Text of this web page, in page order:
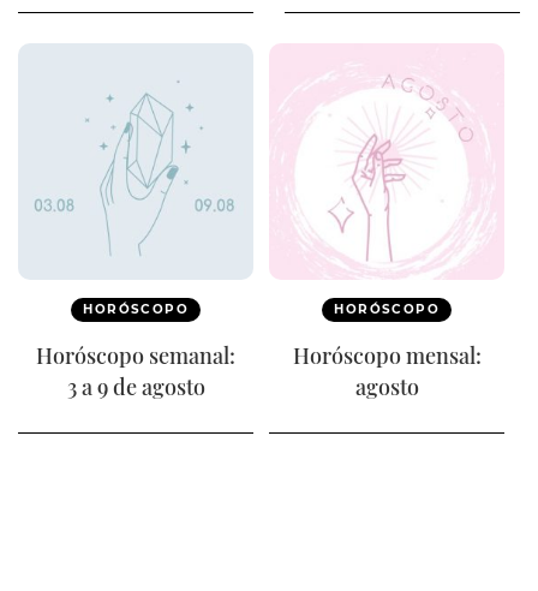
HORÓSCOPO
Horóscopo semanal:
3 a 9 de agosto
HORÓSCOPO
Horóscopo mensal:
agosto